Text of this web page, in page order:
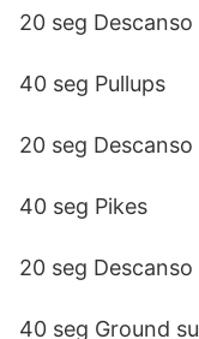
20 seg Descanso
40 seg Pullups
20 seg Descanso
40 seg Pikes
20 seg Descanso
40 seg Ground